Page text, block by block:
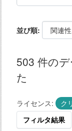
並び順
503 件の
た
ライセンス:
ク
フィルタ結果